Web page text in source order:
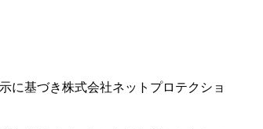
に基づき株式会社ネットプロテクショ